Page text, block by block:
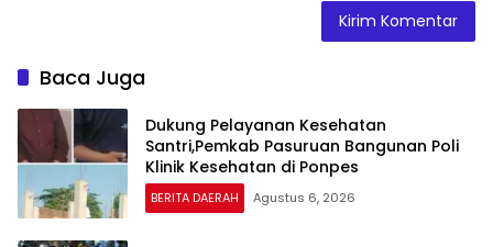
Baca Juga
Dukung Pelayanan Kesehatan
Santri,Pemkab Pasuruan Bangunan Poli
Klinik Kesehatan di Ponpes
BERITA DAERAH Agustus 6, 2026